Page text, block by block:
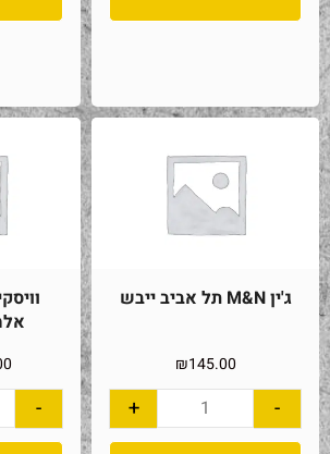
ג'ין M&N תל אביב ייבש
₪145.00
-
+
-